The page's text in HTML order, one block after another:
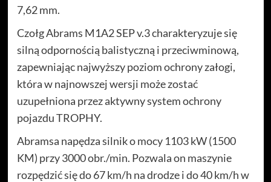
7,62 mm.
Czołg Abrams M1A2 SEP v.3 charakteryzuje się
silną odpornością balistyczną i przeciwminową,
zapewniając najwyższy poziom ochrony załogi,
która w najnowszej wersji może zostać
uzupełniona przez aktywny system ochrony
pojazdu TROPHY.
Abramsa napędza silnik o mocy 1103 kW (1500
KM) przy 3000 obr./min. Pozwala on maszynie
rozpędzić się do 67 km/h na drodze i do 40 km/h w